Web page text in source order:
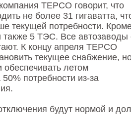
ТЕРСО говорит, что
не более 31 гигаватта,
текущей потребности.
5 ТЭС. Все автозаводы
К концу апреля ТЕРСО
текущее снабжение,
обеспечивать летом
потребности из-за
будут нормой и